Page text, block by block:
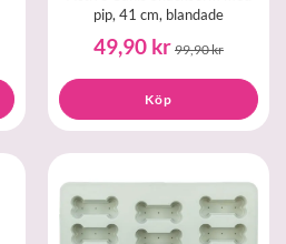
pip, 41 cm, blandade
49,90 kr 99,90 kr
Köp